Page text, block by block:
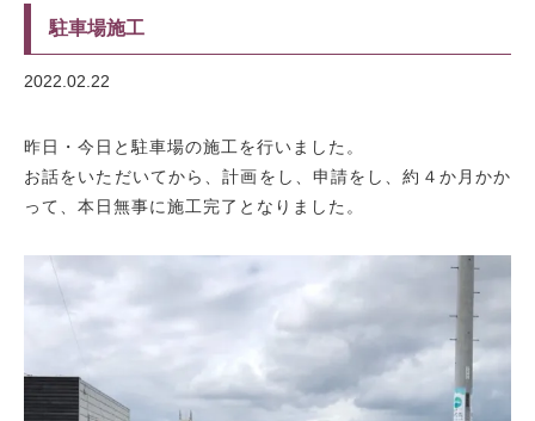
駐車場施工
2022.02.22
昨日・今日と駐車場の施工を行いました。
お話をいただいてから、計画をし、申請をし、約４か月かか
って、本日無事に施工完了となりました。